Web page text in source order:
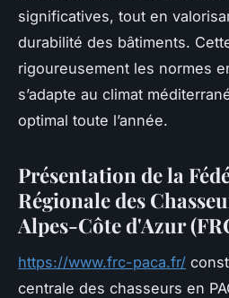
significatives, tout en
durabilité des bâtiments.
rigoureusement les normes
s’adapte au climat
optimal toute l’année.
Présentation de la
Régionale des
Alpes-Côte d'Azur
https://www.frc-paca.fr/
centrale des chasseurs en